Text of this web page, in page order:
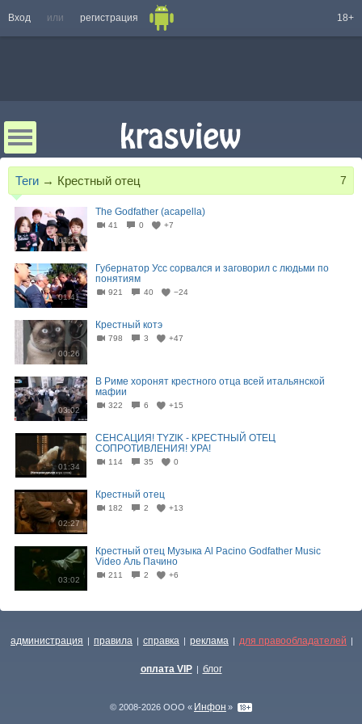
Вход или регистрация 18+
Теги → Крестный отец 7
01:15
The Godfather (acapella)
41 0 +7
01:41
Губернатор Усс сорвался и заговорил с людьми по
понятиям
921 40 −24
00:26
Крестный котэ
798 3 +47
03:02
В Риме хоронят крестного отца всей итальянской
мафии
322 6 +15
01:34
СЕНСАЦИЯ! TYZIK - КРЕСТНЫЙ ОТЕЦ
СОПРОТИВЛЕНИЯ! УРА!
114 35 0
02:27
Крестный отец
182 2 +13
03:02
Крестный отец Музыка Al Pacino Godfather Music
Video Аль Пачино
211 2 +6
администрация | правила | справка | реклама | для правообладателей |
оплата VIP | блог
© 2008-2026 ООО « Инфон »